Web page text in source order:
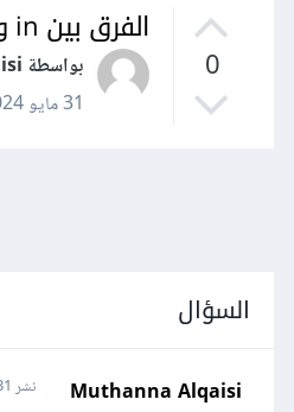
0
الفرق بين in و not in في بايثون
بواسطة Muthanna Alqaisi
31 مايو 2024
السؤال
Muthanna Alqaisi نشر 31